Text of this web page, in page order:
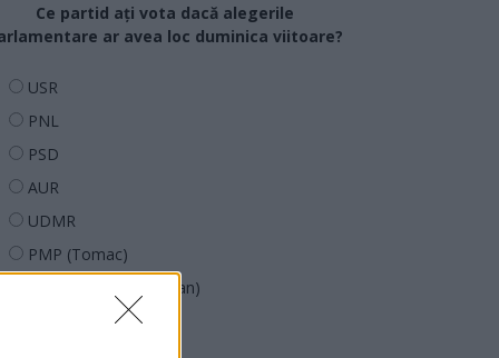
Ce partid ați vota dacă alegerile
ar avea loc duminica viitoare?
USR
PNL
PSD
AUR
UDMR
PMP (Tomac)
Forța Dreptei (L. Orban)